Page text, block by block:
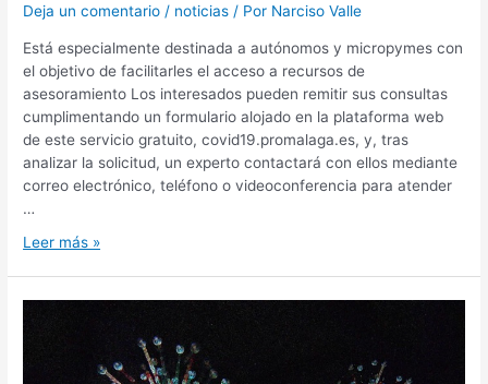
Deja un comentario / noticias / Por Narciso Valle
Está especialmente destinada a autónomos y micropymes con
el objetivo de facilitarles el acceso a recursos de
asesoramiento Los interesados pueden remitir sus consultas
cumplimentando un formulario alojado en la plataforma web
de este servicio gratuito, covid19.promalaga.es, y, tras
analizar la solicitud, un experto contactará con ellos mediante
correo electrónico, teléfono o videoconferencia para atender
…
Leer más »